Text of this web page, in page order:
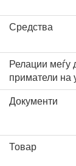
Средства
Релации меѓу
приматели на
Документи
Товар